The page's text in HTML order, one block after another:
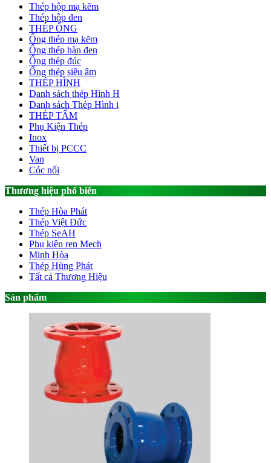
Thép hộp mạ kẽm
Thép hộp đen
THÉP ỐNG
Ống thép mạ kẽm
Ống thép hàn đen
Ống thép đúc
Ống thép siêu âm
THÉP HÌNH
Danh sách thép Hình H
Danh sách Thép Hình i
THÉP TẤM
Phụ Kiện Thép
Inox
Thiết bị PCCC
Van
Cóc nối
Thương hiệu phổ biến
Thép Hòa Phát
Thép Việt Đức
Thép SeAH
Phụ kiên ren Mech
Minh Hòa
Thép Hùng Phát
Tất cả Thương Hiệu
Sản phẩm